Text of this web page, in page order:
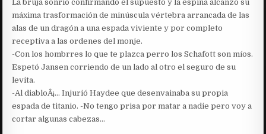
La bruja sonrió confirmando el supuesto y la espina alcanzó su
máxima trasformación de minúscula vértebra arrancada de las
alas de un dragón a una espada viviente y por completo
receptiva a las ordenes del monje.
-Con los hombrres lo que te plazca perro los Schafott son míos.
Espetó Jansen corriendo de un lado al otro el seguro de su
levita.
-Al diabloÂ¡… Injurió Haydee que desenvainaba su propia
espada de titanio. -No tengo prisa por matar a nadie pero voy a
cortar algunas cabezas…